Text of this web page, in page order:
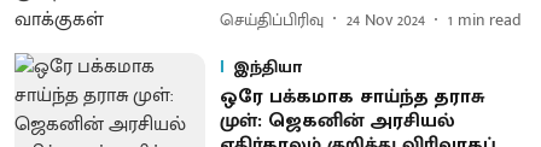
செய்திப்பிரிவு 24 Nov 2024 1 min read
இந்தியா
ஒரே பக்கமாக சாய்ந்த தராசு
முள்: ஜெகனின் அரசியல்